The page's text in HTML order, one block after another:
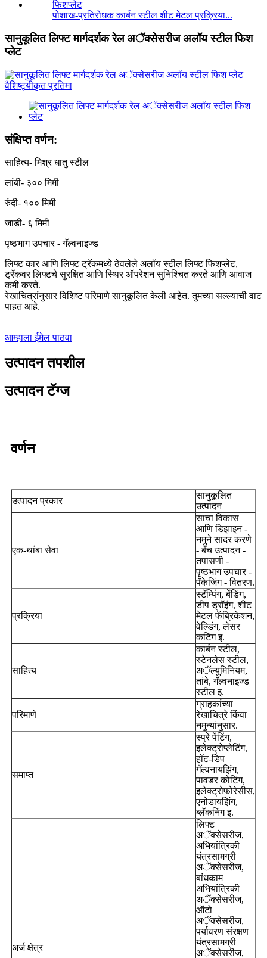
पोशाख-प्रतिरोधक कार्बन स्टील शीट मेटल प्रक्रिया...
सानुकूलित लिफ्ट मार्गदर्शक रेल अॅक्सेसरीज अलॉय स्टील फिश
प्लेट
संक्षिप्त वर्णन:
साहित्य- मिश्र धातु स्टील
लांबी- ३०० मिमी
रुंदी- १०० मिमी
जाडी- ६ मिमी
पृष्ठभाग उपचार - गॅल्वनाइज्ड
लिफ्ट कार आणि लिफ्ट ट्रॅकमध्ये ठेवलेले अलॉय स्टील लिफ्ट फिशप्लेट,
ट्रॅकवर लिफ्टचे सुरक्षित आणि स्थिर ऑपरेशन सुनिश्चित करते आणि आवाज
कमी करते.
रेखाचित्रांनुसार विशिष्ट परिमाणे सानुकूलित केली आहेत. तुमच्या सल्ल्याची वाट
पाहत आहे.
आम्हाला ईमेल पाठवा
उत्पादन तपशील
उत्पादन टॅग्ज
वर्णन
उत्पादन प्रकार
सानुकूलित
उत्पादन
एक-थांबा सेवा
साचा विकास
आणि डिझाइन -
नमुने सादर करणे
- बॅच उत्पादन -
तपासणी -
पृष्ठभाग उपचार -
पॅकेजिंग - वितरण.
प्रक्रिया
स्टॅम्पिंग, बेंडिंग,
डीप ड्रॉइंग, शीट
मेटल फॅब्रिकेशन,
वेल्डिंग, लेसर
कटिंग इ.
साहित्य
कार्बन स्टील,
स्टेनलेस स्टील,
अॅल्युमिनियम,
तांबे, गॅल्वनाइज्ड
स्टील इ.
परिमाणे
ग्राहकांच्या
रेखाचित्रे किंवा
नमुन्यांनुसार.
समाप्त
स्प्रे पेंटिंग,
इलेक्ट्रोप्लेटिंग,
हॉट-डिप
गॅल्वनायझिंग,
पावडर कोटिंग,
इलेक्ट्रोफोरेसीस,
एनोडायझिंग,
ब्लॅकनिंग इ.
अर्ज क्षेत्र
लिफ्ट
अॅक्सेसरीज,
अभियांत्रिकी
यंत्रसामग्री
अॅक्सेसरीज,
बांधकाम
अभियांत्रिकी
अॅक्सेसरीज,
ऑटो
अॅक्सेसरीज,
पर्यावरण संरक्षण
यंत्रसामग्री
अॅक्सेसरीज,